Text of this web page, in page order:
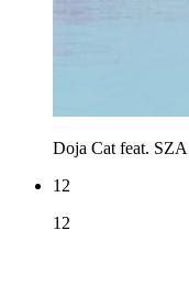
Doja Cat feat. SZA
12
12